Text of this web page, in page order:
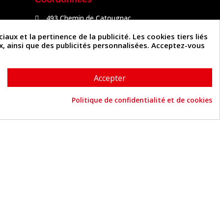
493 Chemin de Catougnac
05 63 34 51 88
contact@cuirenstock.com
et la pertinence de la publicité. Les cookies tiers liés
que des publicités personnalisées. Acceptez-vous
Accepter
Politique de confidentialité et de cookies